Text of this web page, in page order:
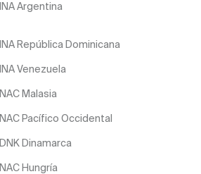
INA Argentina
INA República Dominicana
INA Venezuela
NAC Malasia
NAC Pacífico Occidental
DNK Dinamarca
NAC Hungría